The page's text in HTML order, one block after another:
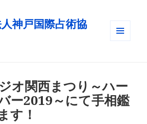
神戸国際占術協
オ関西まつり～ハー
ー2019～にて手相鑑
す！